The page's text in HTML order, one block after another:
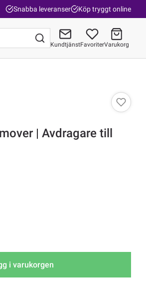
Snabba leveranser Köp tryggt online
KundtjänstFavoriterVarukorg
| Avdragare till
i varukorgen